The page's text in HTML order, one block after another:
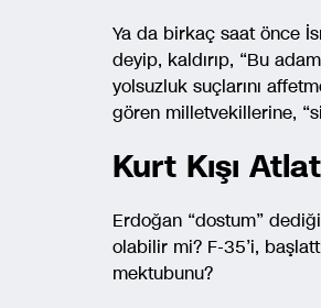
Ya da birkaç saat önce
deyip, kaldırıp, “Bu
yolsuzluk suçlarını
gören milletvekillerine,
Kurt Kışı
Erdoğan “dostum”
olabilir mi? F-35’i,
mektubunu?